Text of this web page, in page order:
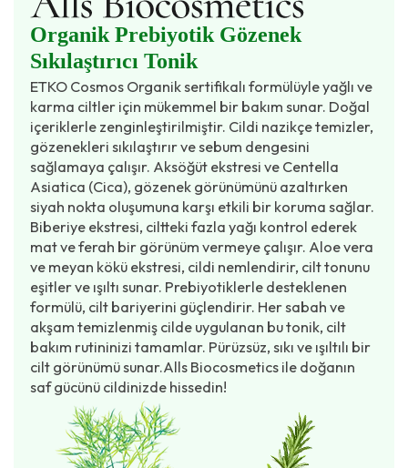
Organik Prebiyotik Gözenek
Sıkılaştırıcı Tonik
ETKO Cosmos Organik sertifikalı formülüyle yağlı ve
karma ciltler için mükemmel bir bakım sunar. Doğal
içeriklerle zenginleştirilmiştir. Cildi nazikçe temizler,
gözenekleri sıkılaştırır ve sebum dengesini
sağlamaya çalışır. Aksöğüt ekstresi ve Centella
Asiatica (Cica), gözenek görünümünü azaltırken
siyah nokta oluşumuna karşı etkili bir koruma sağlar.
Biberiye ekstresi, ciltteki fazla yağı kontrol ederek
mat ve ferah bir görünüm vermeye çalışır. Aloe vera
ve meyan kökü ekstresi, cildi nemlendirir, cilt tonunu
eşitler ve ışıltı sunar. Prebiyotiklerle desteklenen
formülü, cilt bariyerini güçlendirir. Her sabah ve
akşam temizlenmiş cilde uygulanan bu tonik, cilt
bakım rutininizi tamamlar. Pürüzsüz, sıkı ve ışıltılı bir
cilt görünümü sunar.Alls Biocosmetics ile doğanın
saf gücünü cildinizde hissedin!